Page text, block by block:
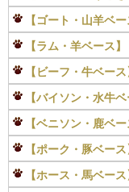
【ゴート・山羊ベー
【ラム・羊ベース】
【ビーフ・牛ベース
【バイソン・水牛ベ
【ベニソン・鹿ベー
【ポーク・豚ベース
【ホース・馬ベース